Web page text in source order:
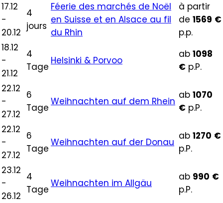
17.12
-
20.12
4
jours
Féerie des marchés de Noël
en Suisse et en Alsace au fil
du Rhin
à partir
de 1569 €
p.p.
18.12
-
21.12
4
Tage
Helsinki & Porvoo
ab 1098
€ p.P.
22.12
-
27.12
6
Tage
Weihnachten auf dem Rhein
ab 1070
€ p.P.
22.12
-
27.12
6
Tage
Weihnachten auf der Donau
ab 1270 €
p.P.
23.12
-
26.12
4
Tage
Weihnachten im Allgäu
ab 990 €
p.P.